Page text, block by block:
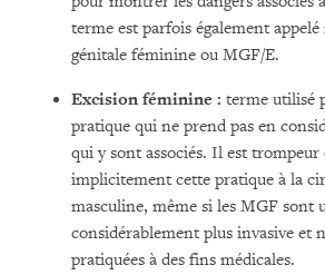
terme est parfois également
génitale féminine ou MGF/E.
Excision féminine : terme utilisé
pratique qui ne prend pas en
qui y sont associés. Il est
implicitement cette pratique à la
masculine, même si les MGF sont
considérablement plus invasive et
pratiquées à des fins médicales.